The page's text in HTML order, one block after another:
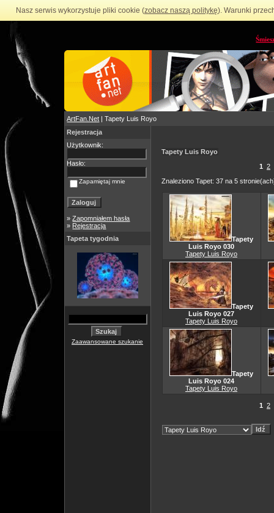
Nasz serwis wykorzystuje pliki cookie (zobacz naszą politykę). Warunki
ArtFan.Net | Tapety Luis Royo
Rejestracja
Użytkownik:
Hasło:
Zapamiętaj mnie
»Zapomniałem hasła
» Rejestracja
Tapeta tygodnia
Zaawansowane szukanie
Tapety Luis Royo
1 2
Znaleziono Tapet: 37 na 5
Tapety
Luis Royo 030
Tapety Luis Royo
Tapety
Luis Royo 027
Tapety Luis Royo
Tapety
Luis Royo 024
Tapety Luis Royo
1 2